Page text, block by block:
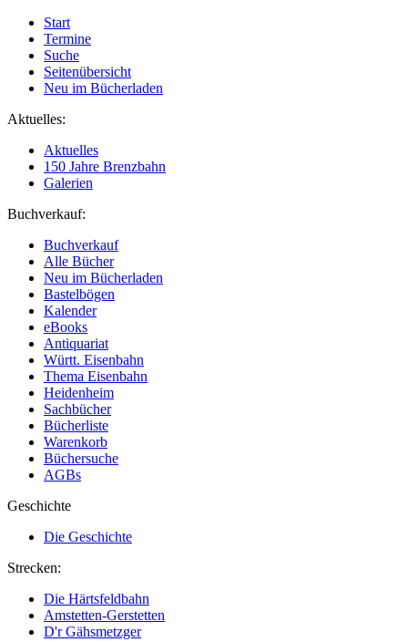
Start
Termine
Suche
Seitenübersicht
Neu im Bücherladen
Aktuelles:
Aktuelles
150 Jahre Brenzbahn
Galerien
Buchverkauf:
Buchverkauf
Alle Bücher
Neu im Bücherladen
Bastelbögen
Kalender
eBooks
Antiquariat
Württ. Eisenbahn
Thema Eisenbahn
Heidenheim
Sachbücher
Bücherliste
Warenkorb
Büchersuche
AGBs
Geschichte
Die Geschichte
Strecken:
Die Härtsfeldbahn
Amstetten-Gerstetten
D'r Gähsmetzger